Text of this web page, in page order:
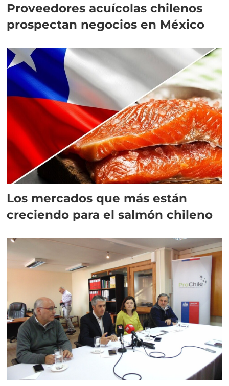
Proveedores acuícolas chilenos
prospectan negocios en México
Los mercados que más están
creciendo para el salmón chileno